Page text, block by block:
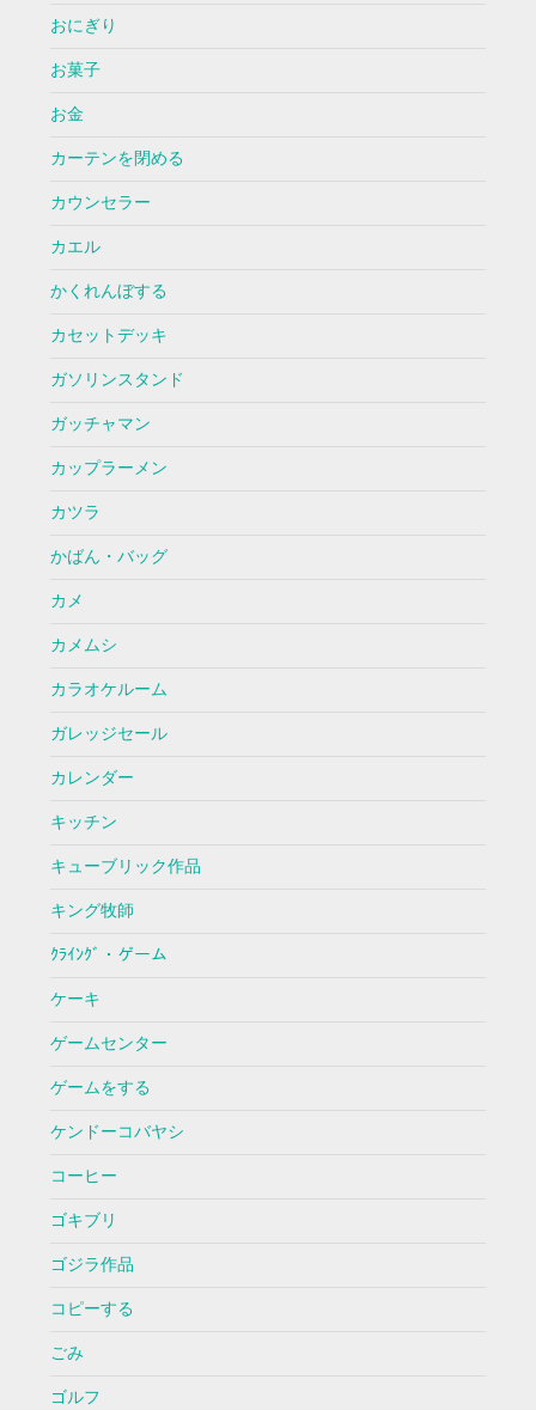
おにぎり
お菓子
お金
カーテンを閉める
カウンセラー
カエル
かくれんぼする
カセットデッキ
ガソリンスタンド
ガッチャマン
カップラーメン
カツラ
かばん・バッグ
カメ
カメムシ
カラオケルーム
ガレッジセール
カレンダー
キッチン
キューブリック作品
キング牧師
ｸﾗｲﾝｸﾞ・ゲーム
ケーキ
ゲームセンター
ゲームをする
ケンドーコバヤシ
コーヒー
ゴキブリ
ゴジラ作品
コピーする
ごみ
ゴルフ